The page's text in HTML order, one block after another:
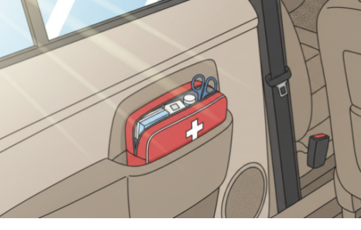
На Российский Авторынок В Июне —